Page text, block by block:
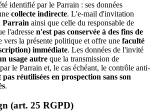
identifié par le Parrain : ses données
collecte indirecte. L'e-mail d'invitation
Parrain ainsi que celle du responsable de
l'adresse n'est pas conservée à des fins de
vers la présente politique et offre une faculté
immédiate. Les données de l'invité
usage autre que la transmission de
le Parrain et, le cas échéant, le contrôle anti-
pas réutilisées en prospection sans son
.
(art. 25 RGPD)